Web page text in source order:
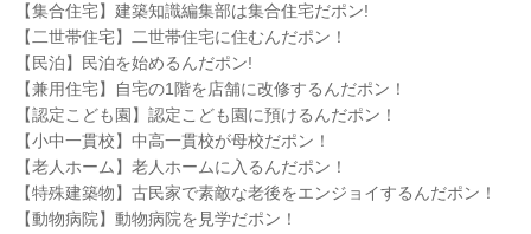
【集合住宅】建築知識編集部は集合住宅だポン!
【二世帯住宅】二世帯住宅に住むんだポン！
【民泊】民泊を始めるんだポン!
【兼用住宅】自宅の1階を店舗に改修するんだポン！
【認定こども園】認定こども園に預けるんだポン！
【小中一貫校】中高一貫校が母校だポン！
【老人ホーム】老人ホームに入るんだポン！
【特殊建築物】古民家で素敵な老後をエンジョイするんだポン！
【動物病院】動物病院を見学だポン！